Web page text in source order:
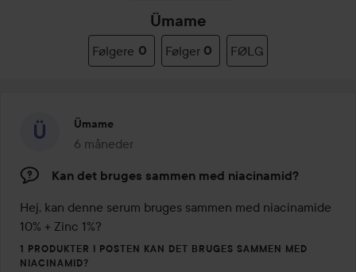
Ümame
Følgere 0 Følger 0 FØLG
Ümame
6 måneder
Posten blev oprettet 6 måneder
Kan det bruges sammen med niacinamid?
Hej, kan denne serum bruges sammen med niacinamide
10% + Zinc 1%?
1 PRODUKTER I POSTEN KAN DET BRUGES SAMMEN MED
NIACINAMID?